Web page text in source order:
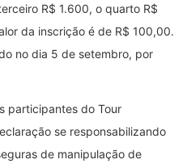
R$ 1.600, o quarto R$
da inscrição é de R$ 100,00.
no dia 5 de setembro, por
participantes do Tour
se responsabilizando
de manipulação de